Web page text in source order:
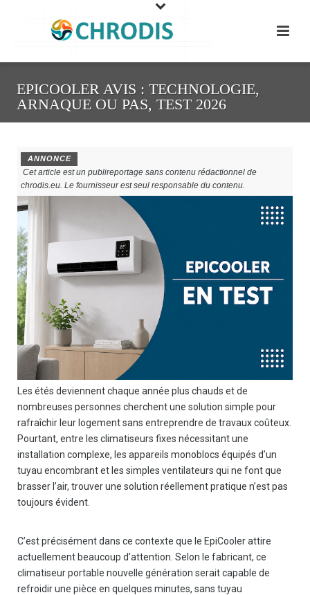
EPICOOLER AVIS : TECHNOLOGIE,
ARNAQUE OU PAS, TEST 2026
ANNONCE
Cet article est un publireportage sans contenu rédactionnel de
chrodis.eu. Le fournisseur est seul responsable du contenu.
Les étés deviennent chaque année plus chauds et de
nombreuses personnes cherchent une solution simple pour
rafraîchir leur logement sans entreprendre de travaux coûteux.
Pourtant, entre les climatiseurs fixes nécessitant une
installation complexe, les appareils monoblocs équipés d’un
tuyau encombrant et les simples ventilateurs qui ne font que
brasser l’air, trouver une solution réellement pratique n’est pas
toujours évident.
C’est précisément dans ce contexte que le EpiCooler attire
actuellement beaucoup d’attention. Selon le fabricant, ce
climatiseur portable nouvelle génération serait capable de
refroidir une pièce en quelques minutes, sans tuyau